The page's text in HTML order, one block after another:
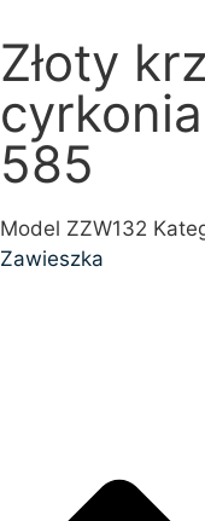
Złoty
585
Model ZZW132
Zawieszka